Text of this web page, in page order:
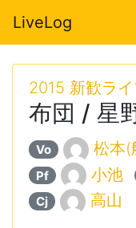
LiveLog
2015 新歓ラ
布団 / 星
Vo 松本(
Pf 小池
Cj 高山